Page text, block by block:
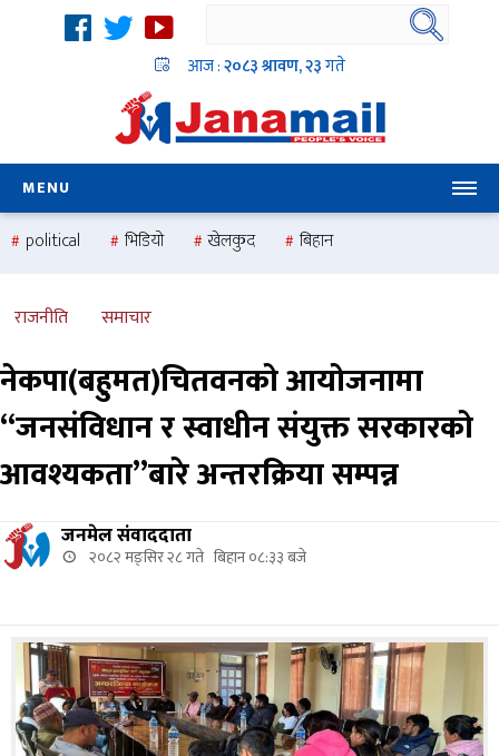
आज :२०८३ श्रावण, २३गते
MENU
political भिडियो खेलकुद
बिहान
national
health
राजनीति समाचार
नेकपा(बहुमत)चितवनको आयोजनामा
“जनसंविधान र स्वाधीन संयुक्त सरकारको
आवश्यकता”बारे अन्तरक्रिया सम्पन्न
जनमेल संवाददाता
२०८२ मङ्सिर २८ गते बिहान ०८:३३ बजे